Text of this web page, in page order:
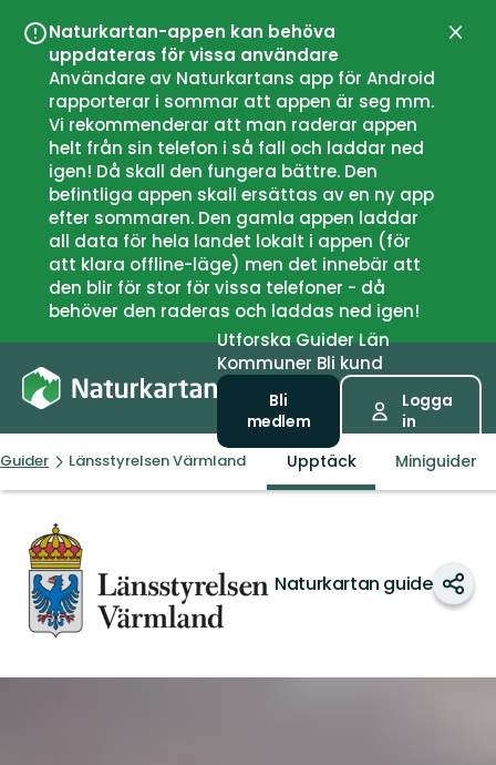
Naturkartan-appen kan behöva
uppdateras för vissa användare
Användare av Naturkartans app för Android
rapporterar i sommar att appen är seg mm.
Vi rekommenderar att man raderar appen
helt från sin telefon i så fall och laddar ned
igen! Då skall den fungera bättre. Den
befintliga appen skall ersättas av en ny app
efter sommaren. Den gamla appen laddar
all data för hela landet lokalt i appen (för
att klara offline-läge) men det innebär att
den blir för stor för vissa telefoner - då
behöver den raderas och laddas ned igen!
UtforskaGuiderLän
Kommuner Bli kund
Bli
medlem
Logga
in
Guider Länsstyrelsen Värmland Upptäck Miniguider
Naturkartan guide
Dela